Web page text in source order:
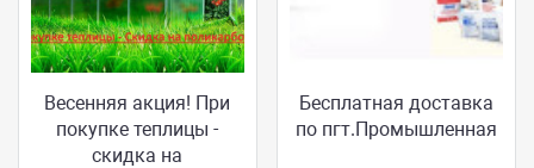
Весенняя акция! При
покупке теплицы -
скидка на
Бесплатная доставка
по пгт.Промышленная